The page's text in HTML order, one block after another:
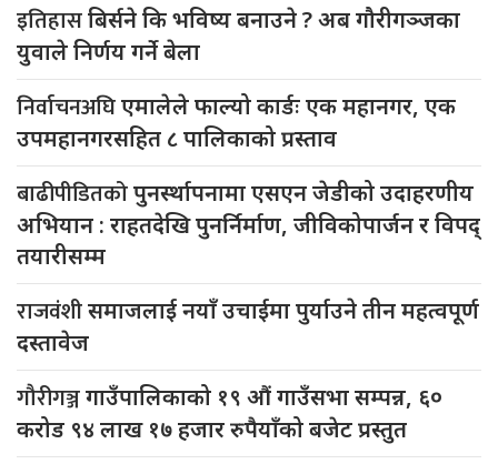
इतिहासबिर्सने कि भविष्य बनाउने ? अब गौरीगञ्जका
युवाले निर्णय गर्ने बेला
निर्वाचनअघिएमालेले फाल्यो कार्डः एक महानगर, एक
उपमहानगरसहित ८ पालिकाको प्रस्ताव
बाढीपीडितकोपुनर्स्थापनामा एसएन जेडीको उदाहरणीय
अभियान : राहतदेखि पुनर्निर्माण, जीविकोपार्जन र विपद्
तयारीसम्म
राजवंशीसमाजलाई नयाँ उचाईमा पुर्याउने तीन महत्वपूर्ण
दस्तावेज
गौरीगञ्जगाउँपालिकाको १९ औं गाउँसभा सम्पन्न, ६०
करोड ९४ लाख १७ हजार रुपैयाँको बजेट प्रस्तुत